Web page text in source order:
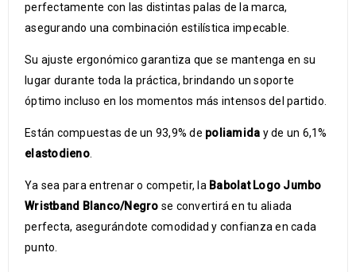
perfectamente con las distintas palas de la marca,
asegurando una combinación estilística impecable.
Su ajuste ergonómico garantiza que se mantenga en su
lugar durante toda la práctica, brindando un soporte
óptimo incluso en los momentos más intensos del partido.
Están compuestas de un 93,9% de poliamida y de un 6,1%
elastodieno.
Ya sea para entrenar o competir, la Babolat Logo Jumbo
Wristband Blanco/Negro se convertirá en tu aliada
perfecta, asegurándote comodidad y confianza en cada
punto.